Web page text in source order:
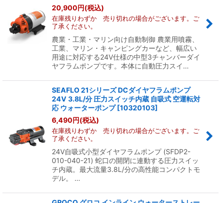
20,900円(税込)
在庫残りわずか 売り切れの場合がございます。ご
了承ください。
農業・工業・マリン向け自動制御 農業用噴霧、
工業、マリン・キャンピングカーなど、幅広い
用途に対応する24V仕様の中型3チャンバーダイ
ヤフラムポンプです。本体に自動圧力スイ…
SEAFLO 21シリーズ DCダイヤフラムポンプ
24V 3.8L/分 圧力スイッチ内蔵 自吸式 空運転対
応 ウォーターポンプ [10320103]
6,490円(税込)
在庫残りわずか 売り切れの場合がございます。ご
了承ください。
24V自吸式小型ダイヤフラムポンプ (SFDP2-
010-040-21) 蛇口の開閉に連動する圧力スイッ
チ内蔵。最大流量3.8L/分の高性能コンパクトモ
デル。 …